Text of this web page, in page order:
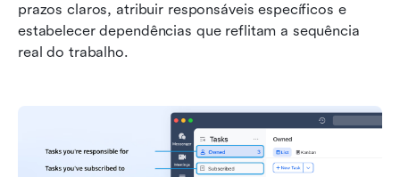
prazos claros, atribuir responsáveis específicos e
estabelecer dependências que reflitam a sequência
real do trabalho.